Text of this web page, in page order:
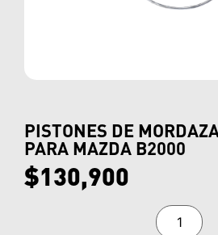
PISTONES DE
PARA MAZDA B2000
$130,900